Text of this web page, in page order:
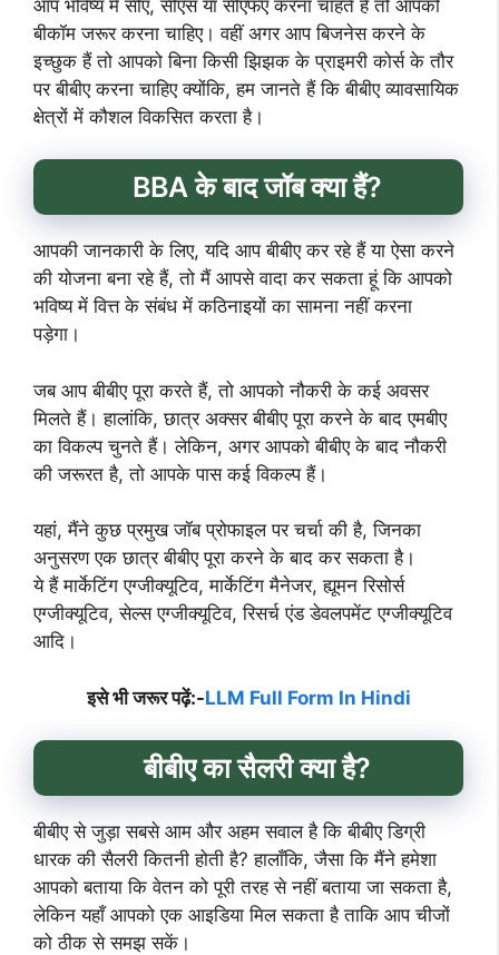
आप भविष्य में सीए, सीएस या सीएफए करना चाहते हैं तो आपको
बीकॉम जरूर करना चाहिए। वहीं अगर आप बिजनेस करने के
इच्छुक हैं तो आपको बिना किसी झिझक के प्राइमरी कोर्स के तौर
पर बीबीए करना चाहिए क्योंकि, हम जानते हैं कि बीबीए व्यावसायिक
क्षेत्रों में कौशल विकसित करता है।
BBA के बाद जॉब क्या हैं?
आपकी जानकारी के लिए, यदि आप बीबीए कर रहे हैं या ऐसा करने
की योजना बना रहे हैं, तो मैं आपसे वादा कर सकता हूं कि आपको
भविष्य में वित्त के संबंध में कठिनाइयों का सामना नहीं करना
पड़ेगा।
जब आप बीबीए पूरा करते हैं, तो आपको नौकरी के कई अवसर
मिलते हैं। हालांकि, छात्र अक्सर बीबीए पूरा करने के बाद एमबीए
का विकल्प चुनते हैं। लेकिन, अगर आपको बीबीए के बाद नौकरी
की जरूरत है, तो आपके पास कई विकल्प हैं।
यहां, मैंने कुछ प्रमुख जॉब प्रोफाइल पर चर्चा की है, जिनका
अनुसरण एक छात्र बीबीए पूरा करने के बाद कर सकता है।
ये हैं मार्केटिंग एग्जीक्यूटिव, मार्केटिंग मैनेजर, ह्यूमन रिसोर्स
एग्जीक्यूटिव, सेल्स एग्जीक्यूटिव, रिसर्च एंड डेवलपमेंट एग्जीक्यूटिव
आदि।
इसे भी जरूर पढ़ें:-LLM Full Form In Hindi
बीबीए का सैलरी क्या है?
बीबीए से जुड़ा सबसे आम और अहम सवाल है कि बीबीए डिग्री
धारक की सैलरी कितनी होती है? हालाँकि, जैसा कि मैंने हमेशा
आपको बताया कि वेतन को पूरी तरह से नहीं बताया जा सकता है,
लेकिन यहाँ आपको एक आइडिया मिल सकता है ताकि आप चीजों
को ठीक से समझ सकें।